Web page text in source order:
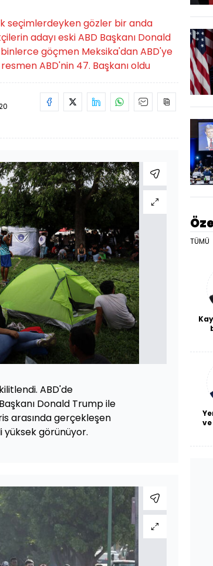
seçimlerdeyken gözler bir anda
adayı eski ABD Başkanı Donald
göçmen Meksika'dan ABD'ye
ABD'nin 47. Başkanı oldu
ABD'de
Donald Trump ile
arasında gerçekleşen
yüksek görünüyor.
TÜMÜ